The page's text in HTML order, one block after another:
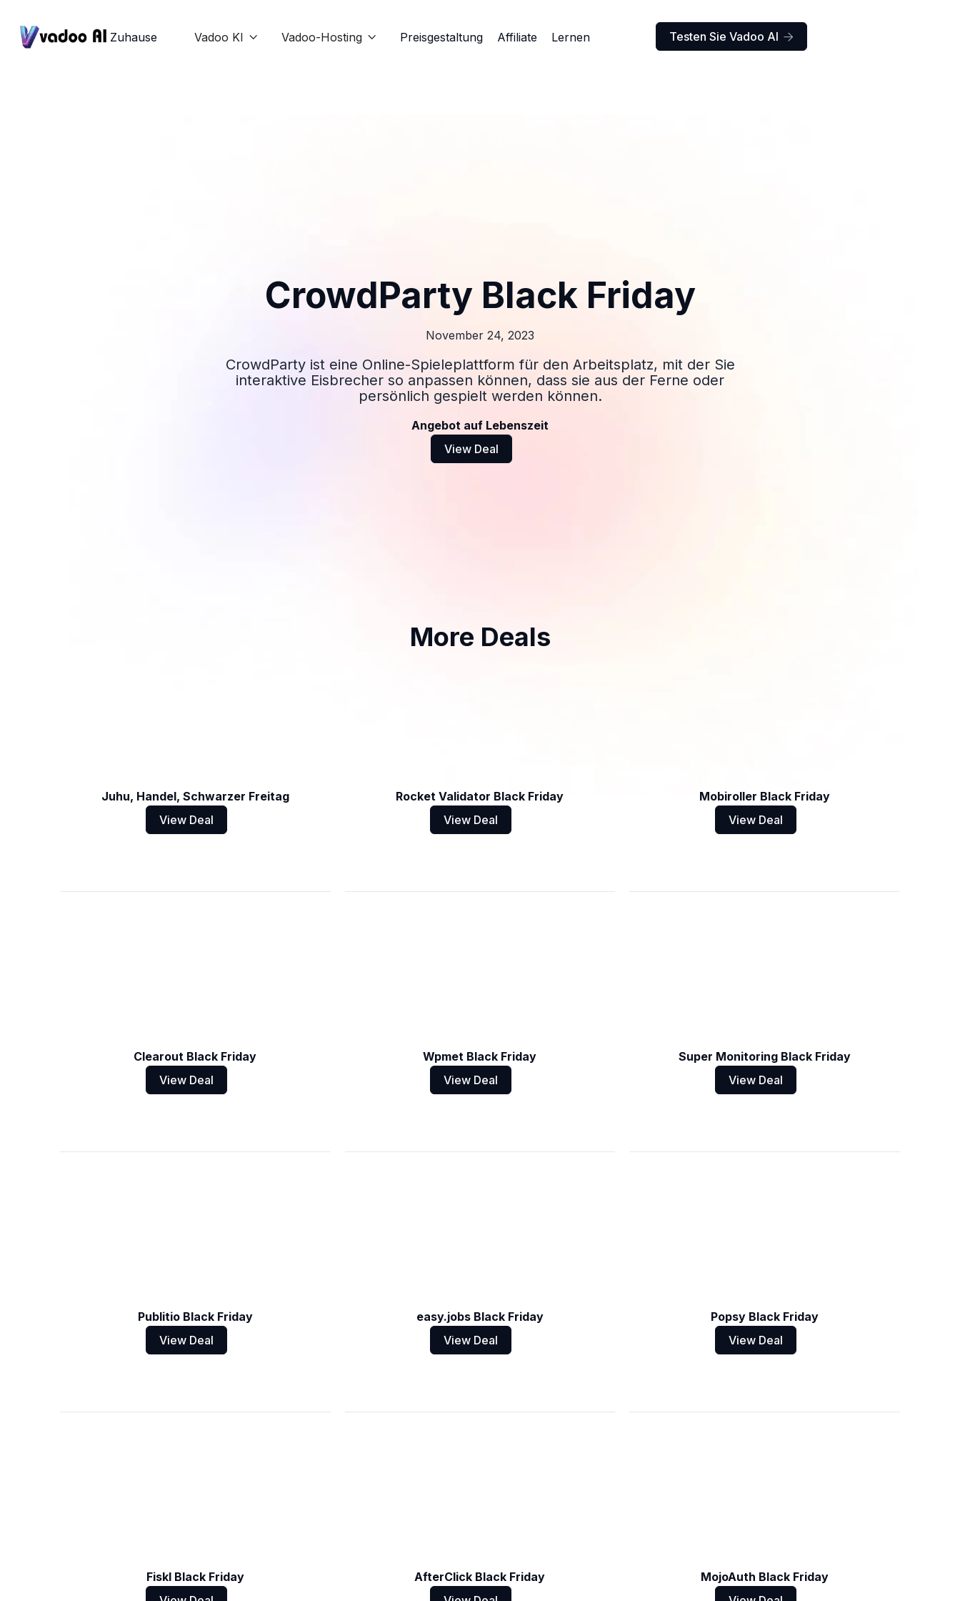
Zuhause Vadoo KI  Vadoo-Hosting  Preisgestaltung Affiliate Lernen Testen Sie Vadoo AI 
CrowdParty Black Friday
November 24, 2023
CrowdParty ist eine Online-Spieleplattform für den Arbeitsplatz, mit der Sie
interaktive Eisbrecher so anpassen können, dass sie aus der Ferne oder
persönlich gespielt werden können.
Angebot auf Lebenszeit
View Deal
More Deals
Juhu, Handel, Schwarzer Freitag
View Deal
Rocket Validator Black Friday
View Deal
Mobiroller Black Friday
View Deal
Clearout Black Friday
View Deal
Wpmet Black Friday
View Deal
Super Monitoring Black Friday
View Deal
Publitio Black Friday
View Deal
easy.jobs Black Friday
View Deal
Popsy Black Friday
View Deal
Fiskl Black Friday
AfterClick Black Friday
MojoAuth Black Friday